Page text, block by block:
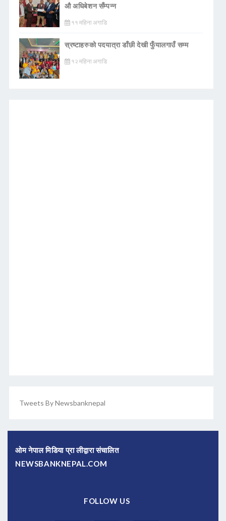
औ अधिबेशन सँम्पन्न
११ महिना अगाडि
स्रष्टाहरुको पदयात्रा डाँछी देखी फुँयालगाउँ सम्म
१२ महिना अगाडि
Tweets By Newsbanknepal
ओम नेपाल मिडिया प्रा लीद्वारा संचालित
NEWSBANKNEPAL.COM
FOLLOW US